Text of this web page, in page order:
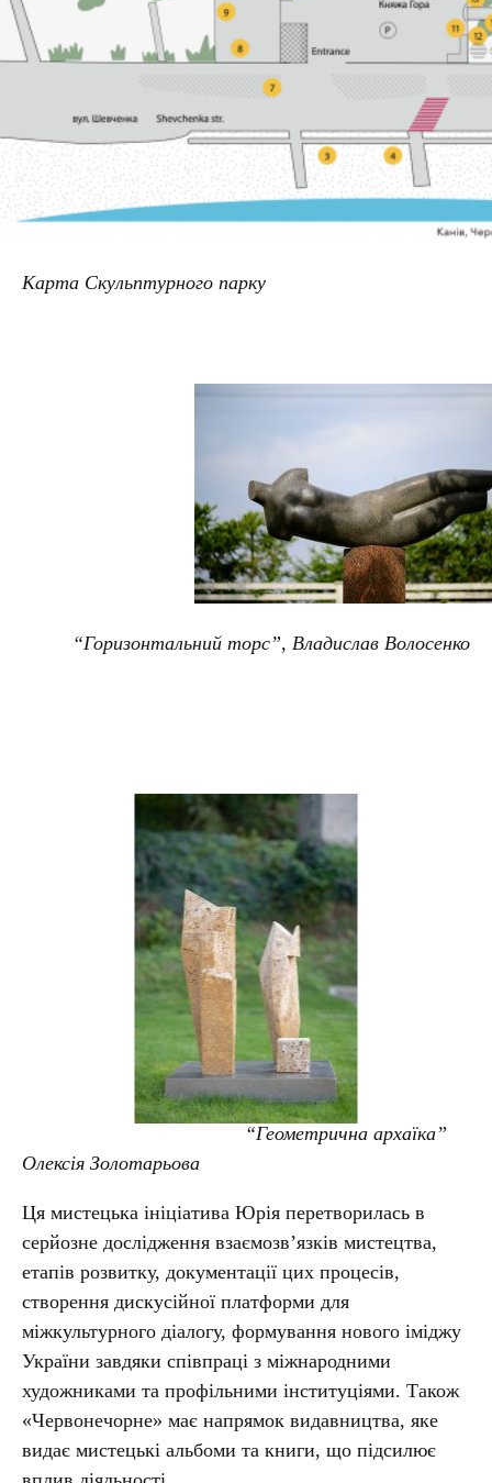
Карта Скульптурного парку
“Горизонтальний торс”, Владислав Волосенко
“Геометрична архаїка”
Олексія Золотарьова
Ця мистецька ініціатива Юрія перетворилась в
серйозне дослідження взаємозв’язків мистецтва,
етапів розвитку, документації цих процесів,
створення дискусійної платформи для
міжкультурного діалогу, формування нового іміджу
України завдяки співпраці з міжнародними
художниками та профільними інституціями. Також
«Червонечорне» має напрямок видавництва, яке
видає мистецькі альбоми та книги, що підсилює